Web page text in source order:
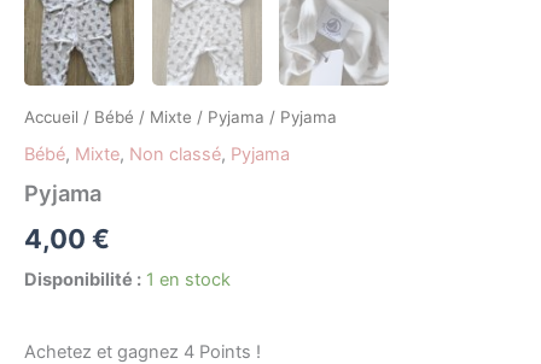
Accueil / Bébé / Mixte / Pyjama / Pyjama
Bébé, Mixte, Non classé, Pyjama
Pyjama
4,00 €
Disponibilité : 1 en stock
Achetez et gagnez 4 Points !